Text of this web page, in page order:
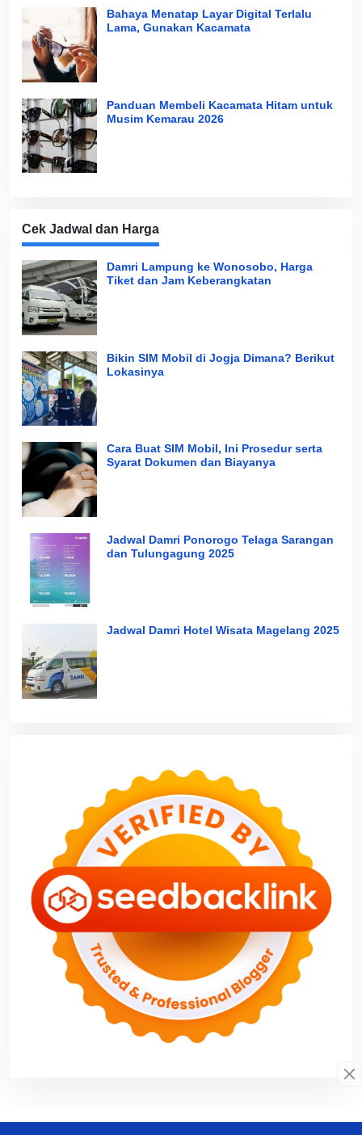
Bahaya Menatap Layar Digital Terlalu
Lama, Gunakan Kacamata
Panduan Membeli Kacamata Hitam untuk
Musim Kemarau 2026
Cek Jadwal dan Harga
Damri Lampung ke Wonosobo, Harga
Tiket dan Jam Keberangkatan
Bikin SIM Mobil di Jogja Dimana? Berikut
Lokasinya
Cara Buat SIM Mobil, Ini Prosedur serta
Syarat Dokumen dan Biayanya
Jadwal Damri Ponorogo Telaga Sarangan
dan Tulungagung 2025
Jadwal Damri Hotel Wisata Magelang 2025